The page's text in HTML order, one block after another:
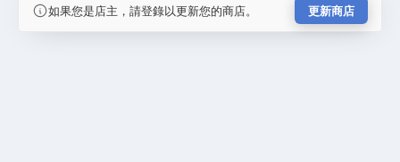
如果您是店主，請登錄以更新您的商店。 更新商店